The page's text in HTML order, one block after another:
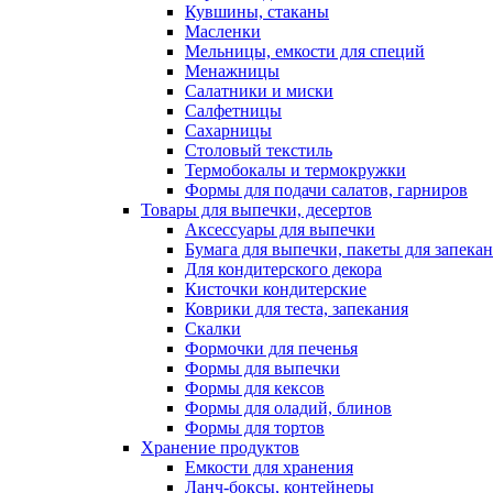
Кувшины, стаканы
Масленки
Мельницы, емкости для специй
Менажницы
Салатники и миски
Салфетницы
Сахарницы
Столовый текстиль
Термобокалы и термокружки
Формы для подачи салатов, гарниров
Товары для выпечки, десертов
Аксессуары для выпечки
Бумага для выпечки, пакеты для
Для кондитерского декора
Кисточки кондитерские
Коврики для теста, запекания
Скалки
Формочки для печенья
Формы для выпечки
Формы для кексов
Формы для оладий, блинов
Формы для тортов
Хранение продуктов
Емкости для хранения
Ланч-боксы, контейнеры